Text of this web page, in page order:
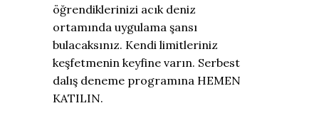
öğrendiklerinizi acık deniz
ortamında uygulama şansı
bulacaksınız. Kendi limitleriniz
keşfetmenin keyfine varın. Serbest
dalış deneme programına HEMEN
KATILIN.